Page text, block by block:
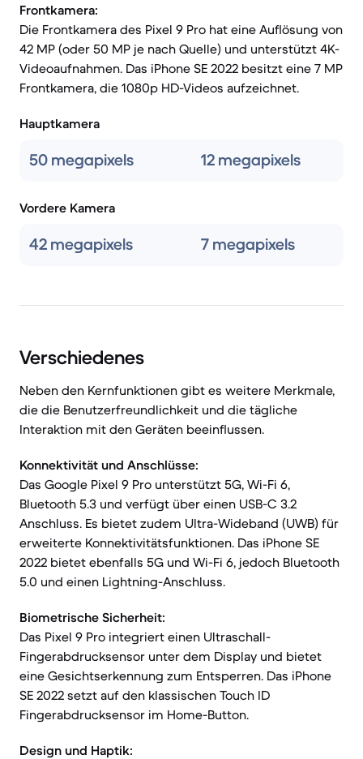
Frontkamera:
Die Frontkamera des Pixel 9 Pro hat eine Auflösung von
42 MP (oder 50 MP je nach Quelle) und unterstützt 4K-
Videoaufnahmen. Das iPhone SE 2022 besitzt eine 7 MP
Frontkamera, die 1080p HD-Videos aufzeichnet.
Hauptkamera
50 megapixels 12 megapixels
Vordere Kamera
42 megapixels 7 megapixels
Verschiedenes
Neben den Kernfunktionen gibt es weitere Merkmale,
die die Benutzerfreundlichkeit und die tägliche
Interaktion mit den Geräten beeinflussen.
Konnektivität und Anschlüsse:
Das Google Pixel 9 Pro unterstützt 5G, Wi-Fi 6,
Bluetooth 5.3 und verfügt über einen USB-C 3.2
Anschluss. Es bietet zudem Ultra-Wideband (UWB) für
erweiterte Konnektivitätsfunktionen. Das iPhone SE
2022 bietet ebenfalls 5G und Wi-Fi 6, jedoch Bluetooth
5.0 und einen Lightning-Anschluss.
Biometrische Sicherheit:
Das Pixel 9 Pro integriert einen Ultraschall-
Fingerabdrucksensor unter dem Display und bietet
eine Gesichtserkennung zum Entsperren. Das iPhone
SE 2022 setzt auf den klassischen Touch ID
Fingerabdrucksensor im Home-Button.
Design und Haptik: